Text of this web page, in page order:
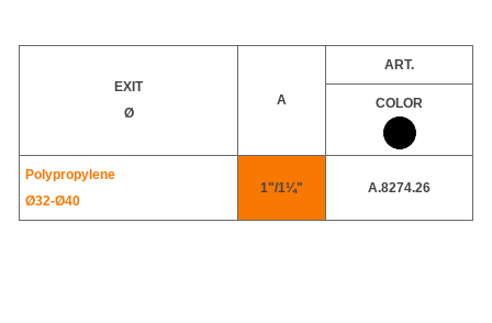
EXIT
Ø
A
ART.
COLOR
Polypropylene
Ø32-Ø40
1"/1¼" A.8274.26